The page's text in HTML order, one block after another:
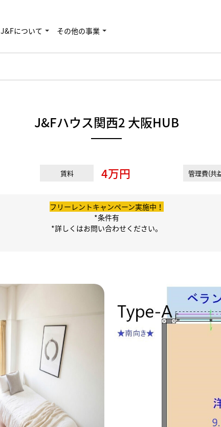
J&Fについて その他の事業
J&Fハウス関西2 大阪HUB
賃料 4万円 管理費(共
フリーレントキャンペーン実施中！
*条件有
*詳しくはお問い合わせください。